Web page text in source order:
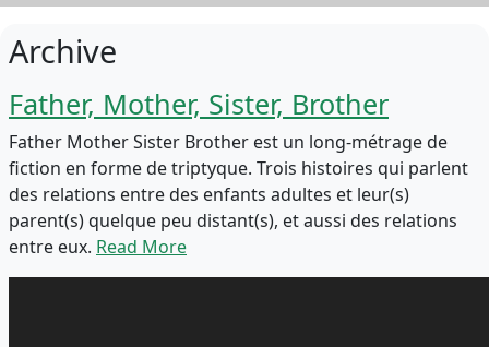
Archive
Father, Mother, Sister, Brother
Father Mother Sister Brother est un long-métrage de
fiction en forme de triptyque. Trois histoires qui parlent
des relations entre des enfants adultes et leur(s)
parent(s) quelque peu distant(s), et aussi des relations
entre eux. Read More